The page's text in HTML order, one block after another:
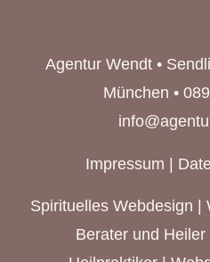
Agentur Wendt •
München •
Impressum |
Spirituelles Webdesign |
Berater und Heiler